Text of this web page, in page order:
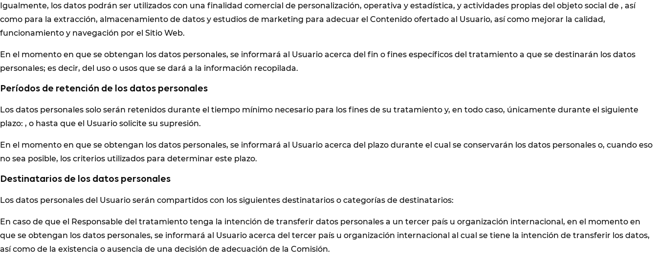
Igualmente, los datos podrán ser utilizados con una finalidad comercial de personalización, operativa y estadística, y actividades propias del objeto social de , así
como para la extracción, almacenamiento de datos y estudios de marketing para adecuar el Contenido ofertado al Usuario, así como mejorar la calidad,
funcionamiento y navegación por el Sitio Web.
En el momento en que se obtengan los datos personales, se informará al Usuario acerca del fin o fines específicos del tratamiento a que se destinarán los datos
personales; es decir, del uso o usos que se dará a la información recopilada.
Períodos de retención de los datos personales
Los datos personales solo serán retenidos durante el tiempo mínimo necesario para los fines de su tratamiento y, en todo caso, únicamente durante el siguiente
plazo: , o hasta que el Usuario solicite su supresión.
En el momento en que se obtengan los datos personales, se informará al Usuario acerca del plazo durante el cual se conservarán los datos personales o, cuando eso
no sea posible, los criterios utilizados para determinar este plazo.
Destinatarios de los datos personales
Los datos personales del Usuario serán compartidos con los siguientes destinatarios o categorías de destinatarios:
En caso de que el Responsable del tratamiento tenga la intención de transferir datos personales a un tercer país u organización internacional, en el momento en
que se obtengan los datos personales, se informará al Usuario acerca del tercer país u organización internacional al cual se tiene la intención de transferir los datos,
así como de la existencia o ausencia de una decisión de adecuación de la Comisión.